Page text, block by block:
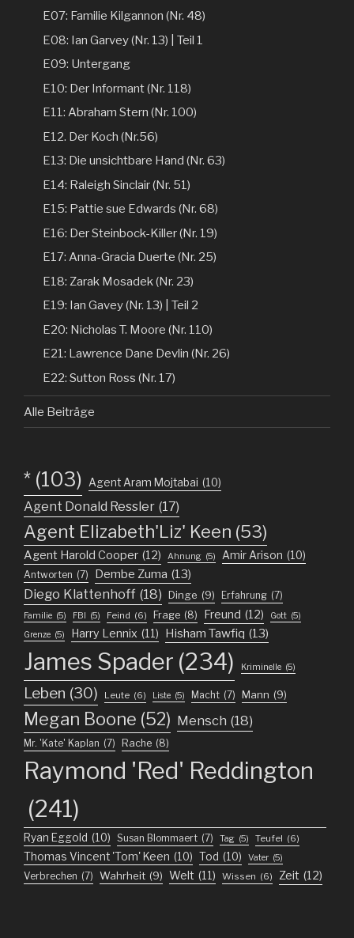
E07: Familie Kilgannon (Nr. 48)
E08: Ian Garvey (Nr. 13) | Teil 1
E09: Untergang
E10: Der Informant (Nr. 118)
E11: Abraham Stern (Nr. 100)
E12. Der Koch (Nr.56)
E13: Die unsichtbare Hand (Nr. 63)
E14: Raleigh Sinclair (Nr. 51)
E15: Pattie sue Edwards (Nr. 68)
E16: Der Steinbock-Killer (Nr. 19)
E17: Anna-Gracia Duerte (Nr. 25)
E18: Zarak Mosadek (Nr. 23)
E19: Ian Gavey (Nr. 13) | Teil 2
E20: Nicholas T. Moore (Nr. 110)
E21: Lawrence Dane Devlin (Nr. 26)
E22: Sutton Ross (Nr. 17)
Alle Beiträge
* (103) Agent Aram Mojtabai (10)
Agent Donald Ressler (17)
Agent Elizabeth'Liz' Keen (53)
Agent Harold Cooper (12) Ahnung (5) Amir Arison (10)
Antworten (7) Dembe Zuma (13)
Diego Klattenhoff (18) Dinge (9) Erfahrung (7)
Familie (5) FBI (5) Feind (6) Frage (8) Freund (12) Gott (5)
Grenze (5) Harry Lennix (11) Hisham Tawfiq (13)
James Spader (234) Kriminelle (5)
Leben (30) Leute (6) Liste (5) Macht (7) Mann (9)
Megan Boone (52) Mensch (18)
Mr. 'Kate' Kaplan (7) Rache (8)
Raymond 'Red' Reddington
(241)
Ryan Eggold (10) Susan Blommaert (7) Tag (5) Teufel (6)
Thomas Vincent 'Tom' Keen (10) Tod (10) Vater (5)
Verbrechen (7) Wahrheit (9) Welt (11) Wissen (6) Zeit (12)